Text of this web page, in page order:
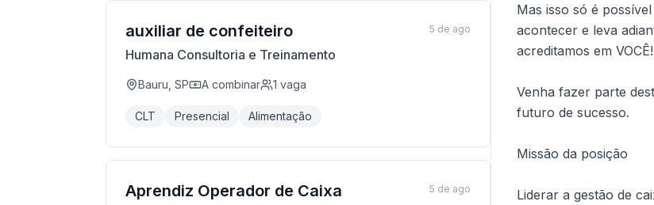
auxiliar de confeiteiro
Humana Consultoria e Treinamento
Bauru, SP A combinar 1 vaga
CLT Presencial Alimentação
5 de ago
Aprendiz Operador de Caixa 5 de ago
Mas isso só é
acontecer e leva
acreditamos em VOCÊ!
Venha fazer parte
futuro de sucesso.
Missão da posição
Liderar a gestão de